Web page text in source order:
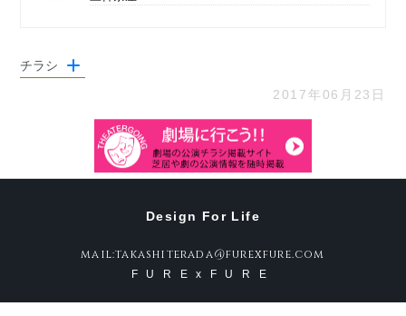
チラシ
2017年06月23日
Design For Life
mail:takashiterada@furexfure.com
FURExFURE